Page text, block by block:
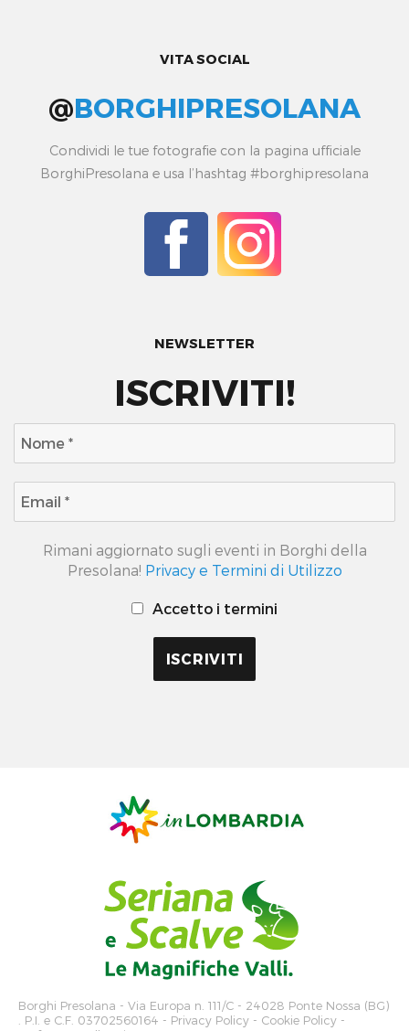
VITA SOCIAL
@BORGHIPRESOLANA
Condividi le tue fotografie con la pagina ufficiale
BorghiPresolana e usa l’hashtag #borghipresolana
NEWSLETTER
ISCRIVITI!
Rimani aggiornato sugli eventi in Borghi della
Presolana! Privacy e Termini di Utilizzo
Accetto i termini
Borghi Presolana - Via Europa n. 111/C - 24028 Ponte Nossa (BG)
. P.I. e C.F. 03702560164 - Privacy Policy - Cookie Policy -